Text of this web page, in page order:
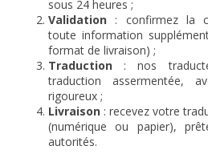
sous 24 heures ;
Validation : confirmez la
toute information
format de livraison) ;
Traduction : nos
traduction assermentée,
rigoureux ;
Livraison : recevez votre
(numérique ou papier),
autorités.